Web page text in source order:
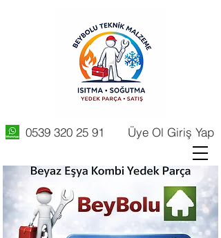
Üye Ol Giriş Yap
0539 320 25 91